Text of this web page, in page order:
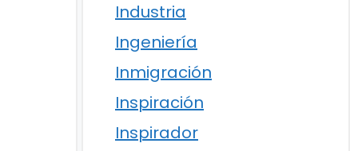
Industria
Ingeniería
Inmigración
Inspiración
Inspirador